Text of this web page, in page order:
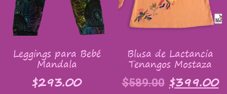
Leggings para Bebé
Mandala
$293.00
Blusa de Lactancia
Tenangos Mostaza
$589.00 $399.00